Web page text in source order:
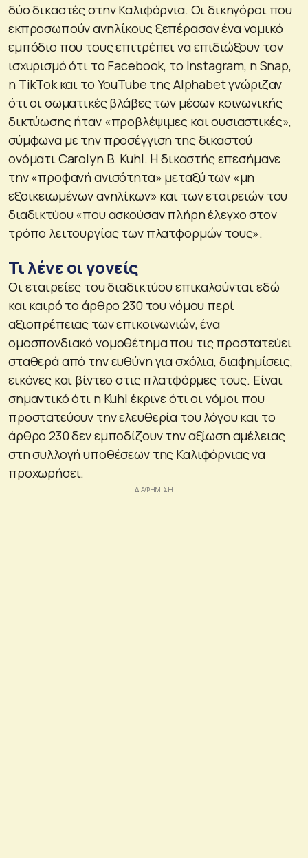
δύο δικαστές στην Καλιφόρνια. Οι δικηγόροι που
εκπροσωπούν ανηλίκους ξεπέρασαν ένα νομικό
εμπόδιο που τους επιτρέπει να επιδιώξουν τον
ισχυρισμό ότι το Facebook, το Instagram, η Snap,
η TikTok και το YouTube της Alphabet γνώριζαν
ότι οι σωματικές βλάβες των μέσων κοινωνικής
δικτύωσης ήταν «προβλέψιμες και ουσιαστικές»,
σύμφωνα με την προσέγγιση της δικαστού
ονόματι Carolyn B. Kuhl. Η δικαστής επεσήμανε
την «προφανή ανισότητα» μεταξύ των «μη
εξοικειωμένων ανηλίκων» και των εταιρειών του
διαδικτύου «που ασκούσαν πλήρη έλεγχο στον
τρόπο λειτουργίας των πλατφορμών τους».
Τι λένε οι γονείς
Οι εταιρείες του διαδικτύου επικαλούνται εδώ
και καιρό το άρθρο 230 του νόμου περί
αξιοπρέπειας των επικοινωνιών, ένα
ομοσπονδιακό νομοθέτημα που τις προστατεύει
σταθερά από την ευθύνη για σχόλια, διαφημίσεις,
εικόνες και βίντεο στις πλατφόρμες τους. Είναι
σημαντικό ότι η Kuhl έκρινε ότι οι νόμοι που
προστατεύουν την ελευθερία του λόγου και το
άρθρο 230 δεν εμποδίζουν την αξίωση αμέλειας
στη συλλογή υποθέσεων της Καλιφόρνιας να
προχωρήσει.